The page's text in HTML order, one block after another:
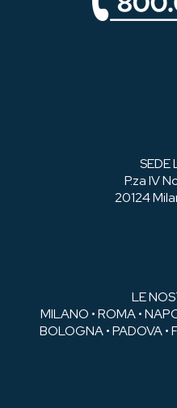
SEDE
P.za IV
20124
LE
MILANO • ROMA •
BOLOGNA • PADOVA •